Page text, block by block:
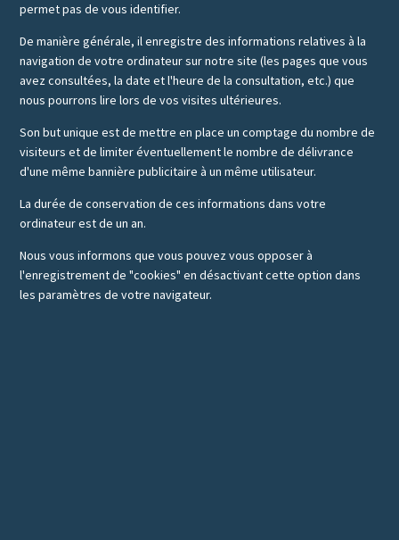
permet pas de vous identifier.
De manière générale, il enregistre des informations relatives à la
navigation de votre ordinateur sur notre site (les pages que vous
avez consultées, la date et l'heure de la consultation, etc.) que
nous pourrons lire lors de vos visites ultérieures.
Son but unique est de mettre en place un comptage du nombre de
visiteurs et de limiter éventuellement le nombre de délivrance
d'une même bannière publicitaire à un même utilisateur.
La durée de conservation de ces informations dans votre
ordinateur est de un an.
Nous vous informons que vous pouvez vous opposer à
l'enregistrement de "cookies" en désactivant cette option dans
les paramètres de votre navigateur.